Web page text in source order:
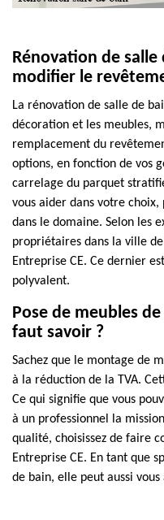
Rénovation de salle
modifier le
La rénovation de salle de
décoration et les meubles,
remplacement du
options, en fonction de vos
carrelage du parquet
vous aider dans votre choix,
dans le domaine. Selon les
propriétaires dans la ville
Entreprise CE. Ce dernier
polyvalent.
Pose de meubles
faut savoir ?
Sachez que le montage de
à la réduction de la TVA.
Ce qui signifie que vous
à un professionnel la
qualité, choisissez de faire
Entreprise CE. En tant que
de bain, elle peut aussi